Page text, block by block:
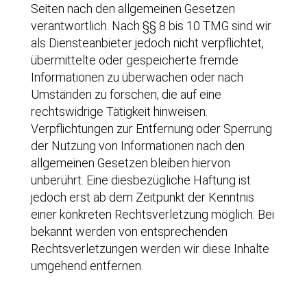
Seiten nach den allgemeinen Gesetzen
verantwortlich. Nach §§ 8 bis 10 TMG sind wir
als Diensteanbieter jedoch nicht verpflichtet,
übermittelte oder gespeicherte fremde
Informationen zu überwachen oder nach
Umständen zu forschen, die auf eine
rechtswidrige Tätigkeit hinweisen.
Verpflichtungen zur Entfernung oder Sperrung
der Nutzung von Informationen nach den
allgemeinen Gesetzen bleiben hiervon
unberührt. Eine diesbezügliche Haftung ist
jedoch erst ab dem Zeitpunkt der Kenntnis
einer konkreten Rechtsverletzung möglich. Bei
bekannt werden von entsprechenden
Rechtsverletzungen werden wir diese Inhalte
umgehend entfernen.